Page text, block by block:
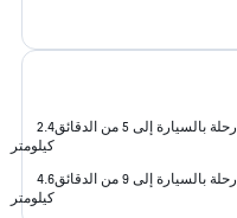
رحلة بالسيارة إلى 5 من الدقائق
2.4
كيلومتر
رحلة بالسيارة إلى 9 من الدقائق
4.6
كيلومتر